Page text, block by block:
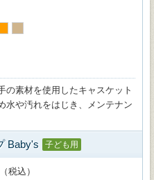
の素材を使用したキャスケット
水や汚れをはじき、メンテナン
Baby's 子ども用
税込）